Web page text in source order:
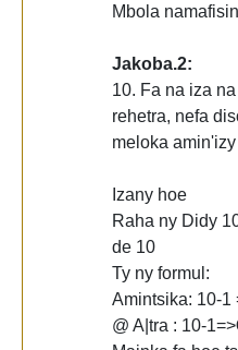
Mbola
Jakoba.2:
10. Fa na iza
rehetra, nefa
meloka
Izany hoe
Raha ny Didy
de 10
Ty ny formul:
Amintsika: 10-1
@ A|tra : 10-1=>